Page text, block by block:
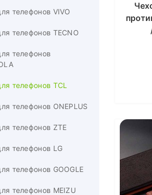
телефонов VIVO
телефонов TECNO
телефонов
телефонов TCL
телефонов ONEPLUS
телефонов ZTE
телефонов LG
телефонов GOOGLE
телефонов MEIZU